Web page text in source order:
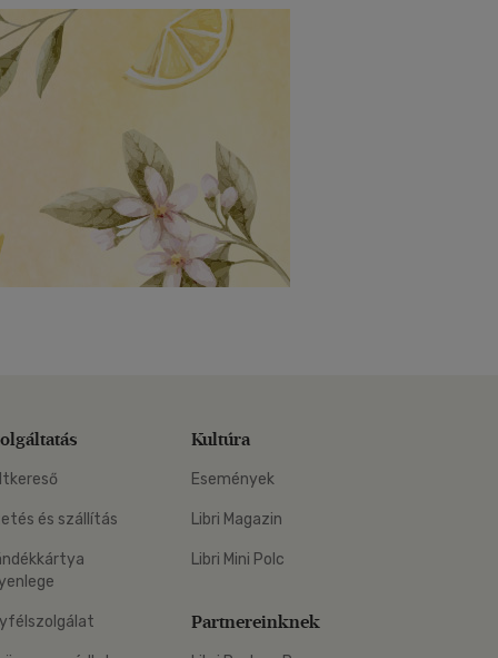
és szállítás
Kultúra
Események
Libri Magazin
Libri Mini Polc
Partnereinknek